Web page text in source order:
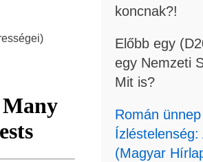
koncnak?!
Előbb egy
egy Nemzeti
Mit is?
Román
(Magyar